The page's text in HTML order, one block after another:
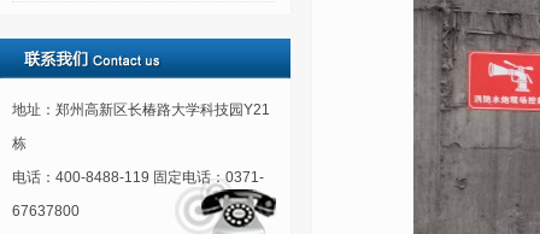
地址：郑州高新区长椿路大学科技园Y21
栋
电话：400-8488-119 固定电话：0371-
67637800